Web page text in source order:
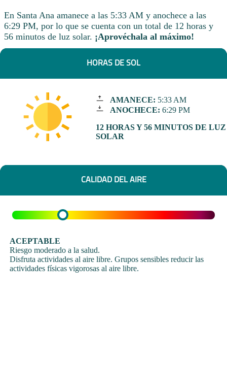
En Santa Ana amanece a las 5:33 AM y anochece a las
6:29 PM, por lo que se cuenta con un total de 12 horas y
56 minutos de luz solar. ¡Aprovéchala al máximo!
HORAS DE SOL
AMANECE: 5:33 AM
ANOCHECE: 6:29 PM
12 HORAS Y 56 MINUTOS DE LUZ
SOLAR
CALIDAD DEL AIRE
ACEPTABLE
Riesgo moderado a la salud.
Disfruta actividades al aire libre. Grupos sensibles reducir las
actividades físicas vigorosas al aire libre.